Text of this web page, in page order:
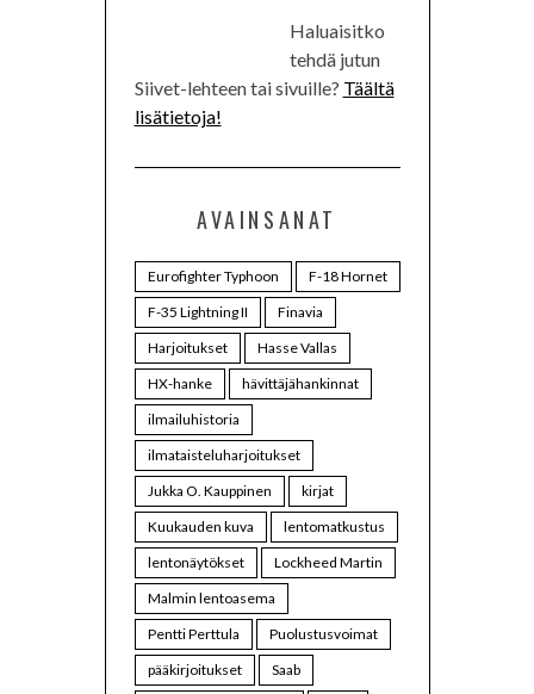
Haluaisitko
tehdä jutun
Siivet-lehteen tai sivuille? Täältä
lisätietoja!
AVAINSANAT
Eurofighter Typhoon
F-18 Hornet
F-35 Lightning II
Finavia
Harjoitukset
Hasse Vallas
HX-hanke
hävittäjähankinnat
ilmailuhistoria
ilmataisteluharjoitukset
Jukka O. Kauppinen
kirjat
Kuukauden kuva
lentomatkustus
lentonäytökset
Lockheed Martin
Malmin lentoasema
Pentti Perttula
Puolustusvoimat
pääkirjoitukset
Saab